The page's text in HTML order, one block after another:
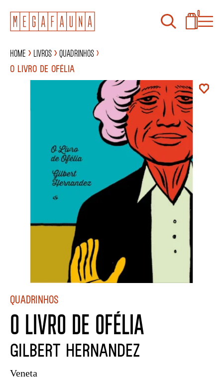
0
Home Livros
Quadrinhos
O LIVRO DE OFÉLIA
Quadrinhos
O LIVRO DE OFÉLIA
Gilbert Hernandez
Veneta